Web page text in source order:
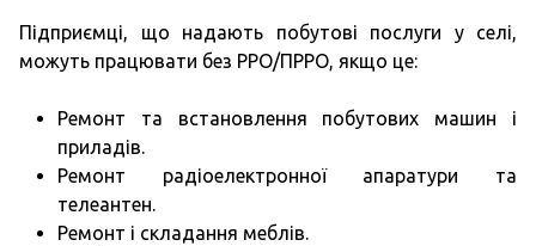
Підприємці, що надають побутові послуги у селі,
можуть працювати без РРО/ПРРО, якщо це:
Ремонт та встановлення побутових машин і
приладів.
Ремонт радіоелектронної апаратури та
телеантен.
Ремонт і складання меблів.